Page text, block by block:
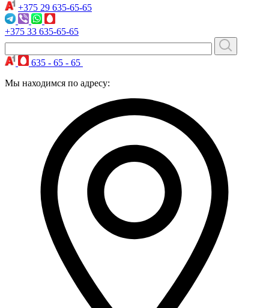
+375 29 635-65-65
+375 33 635-65-65
635 - 65 - 65
Мы находимся по адресу: